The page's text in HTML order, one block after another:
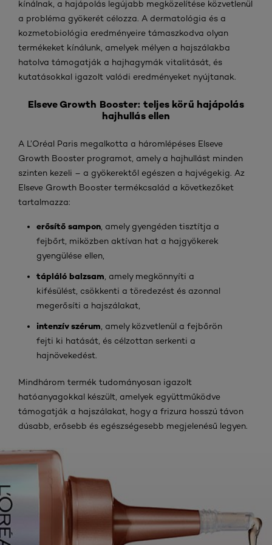
kínálnak, a hajápolás legújabb megközelítése közvetlenül
a probléma gyökerét célozza. A dermatológia és a
kozmetobiológia eredményeire támaszkodva olyan
termékeket kínálunk, amelyek mélyen a hajszálakba
hatolva támogatják a hajhagymák vitalitását, és
kutatásokkal igazolt valódi eredményeket nyújtanak.
Elseve Growth Booster: teljes körű hajápolás
hajhullás ellen
A L’Oréal Paris megalkotta a háromlépéses Elseve
Growth Booster programot, amely a hajhullást minden
szinten kezeli – a gyökerektől egészen a hajvégekig. Az
Elseve Growth Booster termékcsalád a következőket
tartalmazza:
erősítő sampon , amely gyengéden tisztítja a
fejbőrt, miközben aktívan hat a hajgyökerek
gyengülése ellen,
tápláló balzsam , amely megkönnyíti a
kifésülést, csökkenti a töredezést és azonnal
megerősíti a hajszálakat,
intenzív szérum , amely közvetlenül a fejbőrön
fejti ki hatását, és célzottan serkenti a
hajnövekedést.
Mindhárom termék tudományosan igazolt
hatóanyagokkal készült, amelyek együttműködve
támogatják a hajszálakat, hogy a frizura hosszú távon
dúsabb, erősebb és egészségesebb megjelenésű legyen.